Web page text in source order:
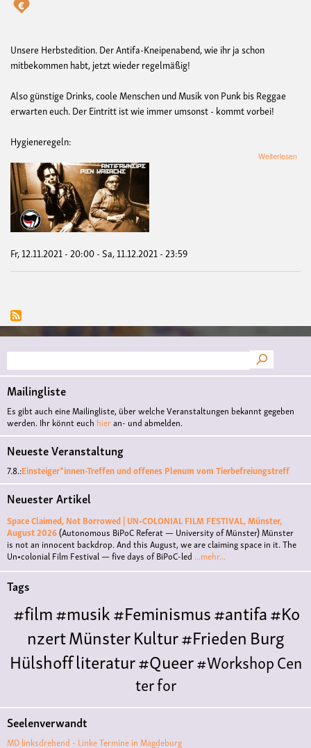
Unsere Herbstedition. Der Antifa-Kneipenabend, wie ihr ja schon
mitbekommen habt, jetzt wieder regelmäßig!
Also günstige Drinks, coole Menschen und Musik von Punk bis Reggae
erwarten euch. Der Eintritt ist wie immer umsonst - kommt vorbei!
Hygieneregeln:
Weiterlesen
Fr, 12.11.2021 - 20:00-Sa, 11.12.2021 - 23:59
Suche
Mailingliste
Es gibt auch eine Mailingliste, über welche Veranstaltungen bekannt gegeben
werden. Ihr könnt euch hieran- und abmelden.
Neueste Veranstaltung
7.8.:Einsteiger*innen-Treffen und offenes Plenum vom Tierbefreiungstreff
Neuester Artikel
Space Claimed, Not Borrowed | UN•COLONIAL FILM FESTIVAL, Münster,
August 2026(Autonomous BiPoC Referat — University of Münster)Münster
is not an innocent backdrop. And this August, we are claiming space in it. The
Un•colonial Film Festival — five days of BiPoC-led ...mehr...
Tags
#film#musik#Feminismus#antifa#Ko
nzertMünsterKultur#FriedenBurg
Hülshoffliteratur#Queer#WorkshopCen
ter for
LiteraturePolyamoriePolytreff#liveKonzert
Polyamorietreff
Seelenverwandt
MD linksdrehend - Linke Termine in Magdeburg